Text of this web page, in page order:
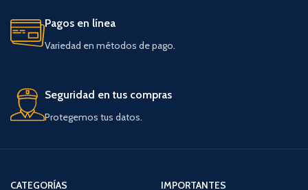
Pagos en línea
Variedad en métodos de pago.
Seguridad en tus compras
Protegemos tus datos.
CATEGORÍAS
IMPORTANTES